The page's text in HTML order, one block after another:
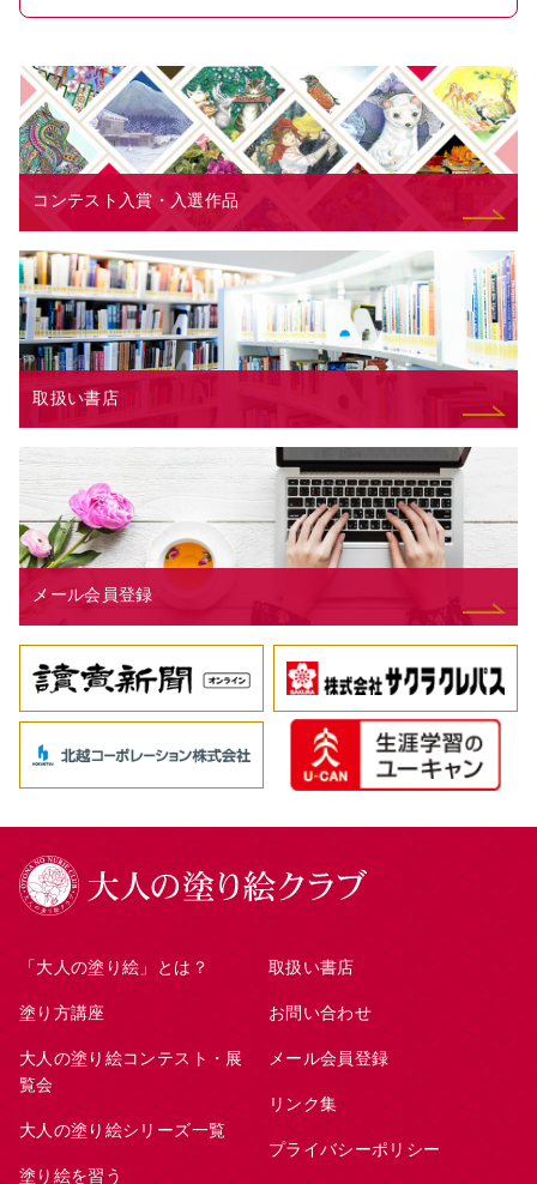
コンテスト入賞・入選作品
取扱い書店
メール会員登録
「大人の塗り絵」とは？
塗り方講座
大人の塗り絵コンテスト・展
覧会
大人の塗り絵シリーズ一覧
塗り絵を習う
取扱い書店
お問い合わせ
メール会員登録
リンク集
プライバシーポリシー